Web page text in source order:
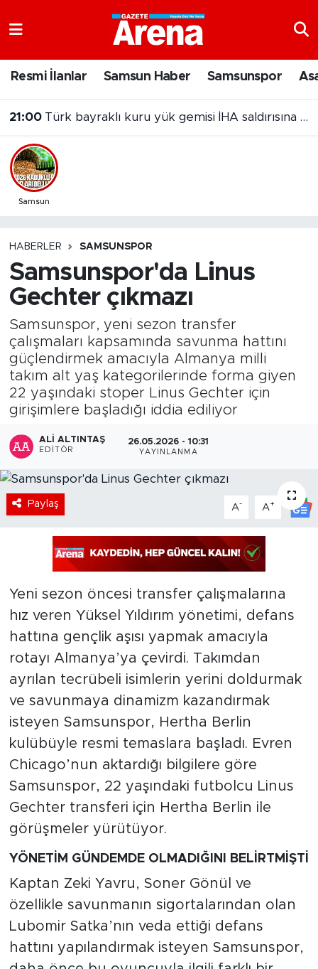
Resmi İlanlar Samsun Haber Samsunspor
21:00 Türk bayraklı kuru yük gemisi İHA saldırısına uğradı
20:00 Samsun'da Nebiyan Fest Başladı
Samsun
HABERLER SAMSUNSPOR
Samsunspor'da Linus
Gechter çıkmazı
Samsunspor, yeni sezon transfer
çalışmaları kapsamında savunma hattını
güçlendirmek amacıyla Almanya milli
takım alt yaş kategorilerinde forma giyen
22 yaşındaki stoper Linus Gechter için
girişimlere başladığı iddia ediliyor
ALI ALTINTAŞ
EDITÖR
26.05.2026 - 10:31
YAYINLANMA
Paylaş A- A+
Yeni sezon öncesi transfer çalışmalarına
hız veren Yüksel Yıldırım yönetimi, defans
hattına gençlik aşısı yapmak amacıyla
rotayı Almanya’ya çevirdi. Takımdan
ayrılan tecrübeli isimlerin yerini doldurmak
ve savunmaya dinamizm kazandırmak
isteyen Samsunspor, Hertha Berlin
kulübüyle resmi temaslara başladı. Evren
Chicago’nun aktardığı bilgilere göre
Samsunspor, 22 yaşındaki futbolcu Linus
Gechter transferi için Hertha Berlin ile
görüşmeler yürütüyor.
YÖNETİM GÜNDEMDE OLMADIĞINI BELİRTMİŞTİ
Kaptan Zeki Yavru, Soner Gönül ve
özellikle savunmanın sigortalarından olan
Lubomir Satka’nın veda ettiği defans
hattını yapılandırmak isteyen Samsunspor,
Samsun Namaz Vakitleri
Trafik Durumu
Süper Lig Puan Durumu ve Fikstür
Son Dakika Haberleri
Haber Arşivi